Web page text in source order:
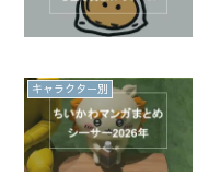
キャラクター別